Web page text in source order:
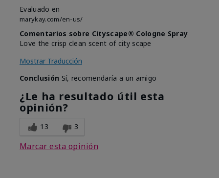
Evaluado en
marykay.com/en-us/
Comentarios sobre Cityscape® Cologne Spray
Love the crisp clean scent of city scape
Mostrar Traducción
Conclusión Sí, recomendaría a un amigo
¿Le ha resultado útil esta
opinión?
13 3
Marcar esta opinión